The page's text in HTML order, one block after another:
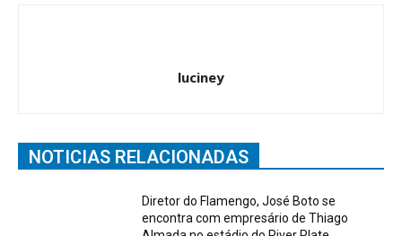
luciney
NOTICIAS RELACIONADAS
Diretor do Flamengo, José Boto se
encontra com empresário de Thiago